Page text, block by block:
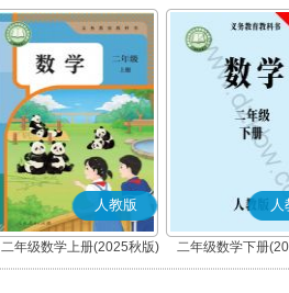
人教版
二年级数学上册(2025秋版)
人
二年级数学下册